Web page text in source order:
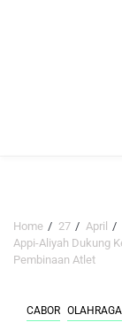
Home 27 April
Appi-Aliyah Dukung
Pembinaan Atlet
CABOR OLAHRAGA